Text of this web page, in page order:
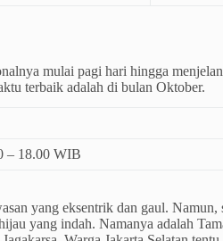
mulai pagi hari hingga
terbaik adalah di bulan Oktober.
– 18.00 WIB
yang eksentrik dan gaul. Namun,
yang indah. Namanya adalah